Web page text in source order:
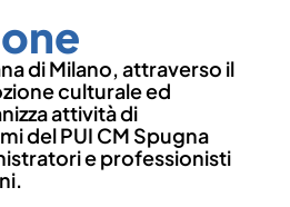
di Milano, attraverso il
culturale ed
attività di
del PUI CM Spugna
e professionisti